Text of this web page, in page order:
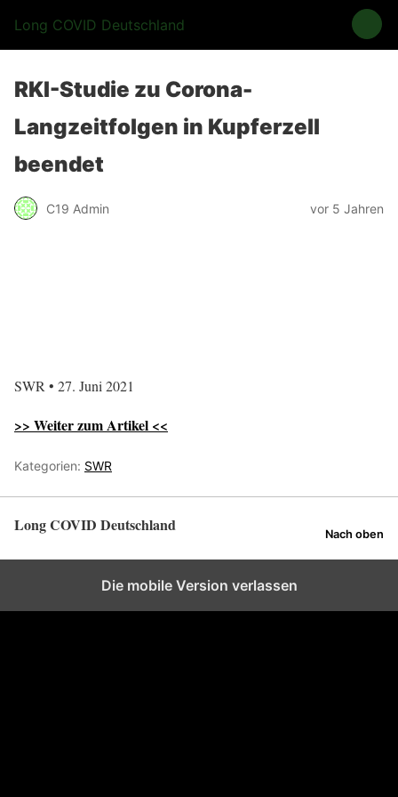
Long COVID Deutschland
RKI-Studie zu Corona-
Langzeitfolgen in Kupferzell
beendet
C19 Admin vor 5 Jahren
SWR • 27. Juni 2021
>> Weiter zum Artikel <<
Kategorien: SWR
Long COVID Deutschland Nach oben
Die mobile Version verlassen